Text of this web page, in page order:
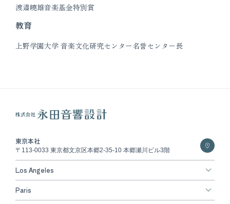
渡邉曉雄音楽基金特別賞
教育
上野学園大学 音楽文化研究センター名誉センター長
東京本社
〒113-0033 東京都文京区本郷2-35-10 本郷瀬川ビル3階
Los Angeles
Paris